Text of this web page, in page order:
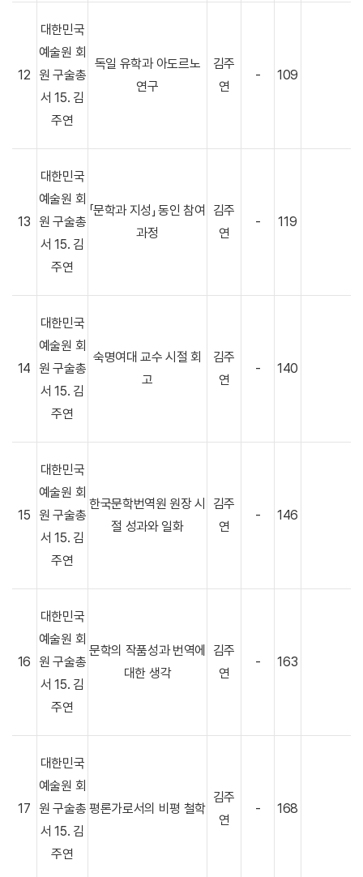
12
대한민국
예술원 회
원 구술총
서 15. 김
주연
독일 유학과 아도르노
연구
김주
연
- 109
13
대한민국
예술원 회
원 구술총
서 15. 김
주연
「문학과 지성」 동인 참여
과정
김주
연
- 119
14
대한민국
예술원 회
원 구술총
서 15. 김
주연
숙명여대 교수 시절 회
고
김주
연
- 140
15
대한민국
예술원 회
원 구술총
서 15. 김
주연
한국문학번역원 원장 시
절 성과와 일화
김주
연
- 146
16
대한민국
예술원 회
원 구술총
서 15. 김
주연
문학의 작품성과 번역에
대한 생각
김주
연
- 163
17
대한민국
예술원 회
원 구술총
서 15. 김
주연
평론가로서의 비평 철학
김주
연
- 168